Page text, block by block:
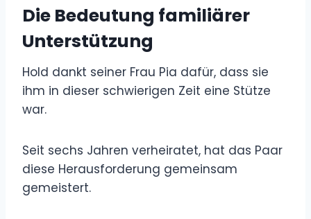
Die Bedeutung familiärer
Unterstützung
Hold dankt seiner Frau Pia dafür, dass sie
ihm in dieser schwierigen Zeit eine Stütze
war.
Seit sechs Jahren verheiratet, hat das Paar
diese Herausforderung gemeinsam
gemeistert.